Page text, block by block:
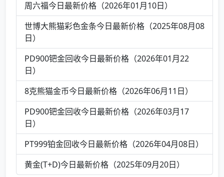
周六福今日最新价格（2026年01月10日）
世博大熊猫彩色金条今日最新价格（2025年08月08
日）
PD900钯金回收今日最新价格（2026年01月22
日）
8克熊猫金币今日最新价格（2026年06月11日）
PD900钯金回收今日最新价格（2026年03月17
日）
PT999铂金回收今日最新价格（2026年04月08日）
黄金(T+D)今日最新价格（2025年09月20日）